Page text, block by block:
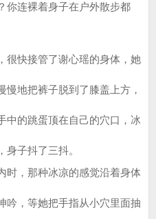
你连裸着身子在户外散步都
快接管了谢心瑶的身体，她
慢地把裤子脱到了膝盖上方，
中的跳蛋顶在自己的穴口，冰
子抖了三抖。
，那种冰凉的感觉沿着身体
吟，等她把手指从小穴里面抽